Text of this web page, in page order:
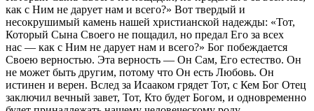
как с Ним не дарует нам и всего?» Вот твердый и
несокрушимый камень нашей христианской надежды: «Тот,
Который Сына Своего не пощадил, но предал Его за всех
нас — как с Ним не дарует нам и всего?» Бог побеждается
Своею верностью. Эта верность — Он Сам, Его естество. Он
не может быть другим, потому что Он есть Любовь. Он
истинен и верен. Вслед за Исааком грядет Тот, с Кем Бог Отец
заключил вечный завет, Тот, Кто будет Богом, и одновременно